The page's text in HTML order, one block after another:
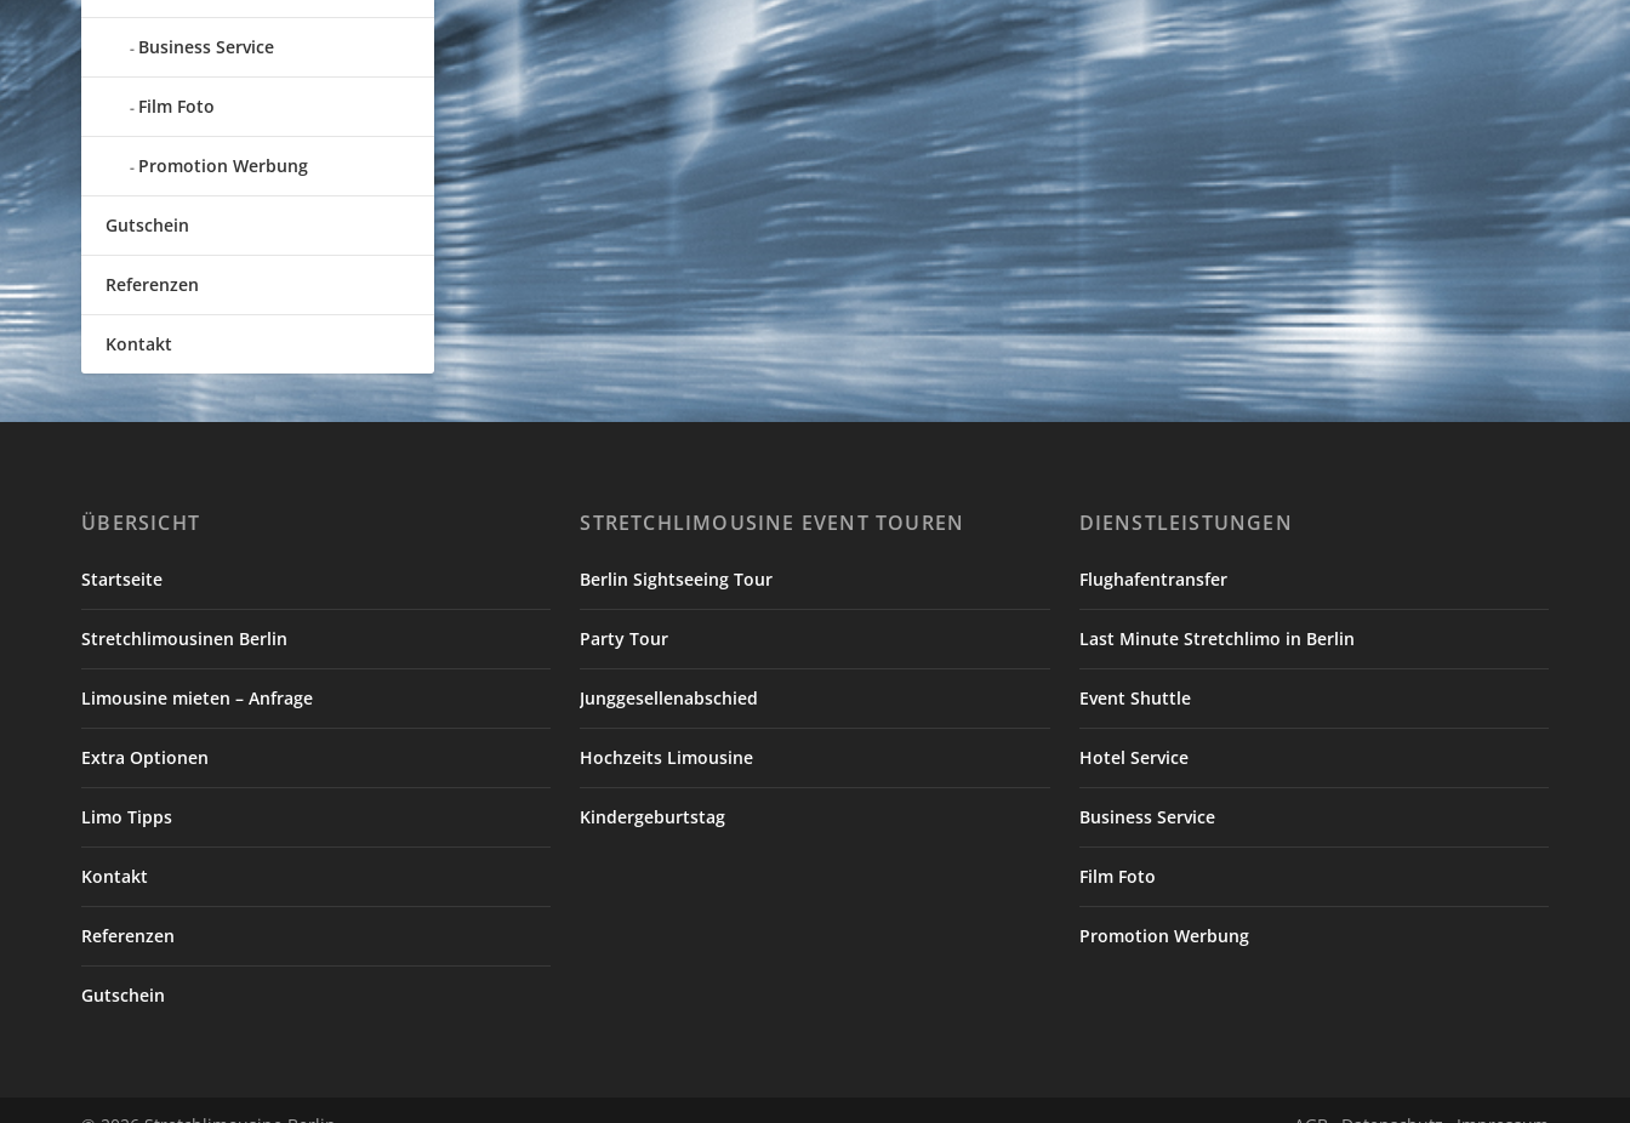
Business Service
Film Foto
Promotion Werbung
Gutschein
Referenzen
Kontakt
ÜBERSICHT
Startseite
Stretchlimousinen Berlin
Limousine mieten – Anfrage
Extra Optionen
Limo Tipps
Kontakt
Referenzen
Gutschein
STRETCHLIMOUSINE EVENT TOUREN
Berlin Sightseeing Tour
Party Tour
Junggesellenabschied
Hochzeits Limousine
Kindergeburtstag
DIENSTLEISTUNGEN
Flughafentransfer
Last Minute Stretchlimo in Berlin
Event Shuttle
Hotel Service
Business Service
Film Foto
Promotion Werbung